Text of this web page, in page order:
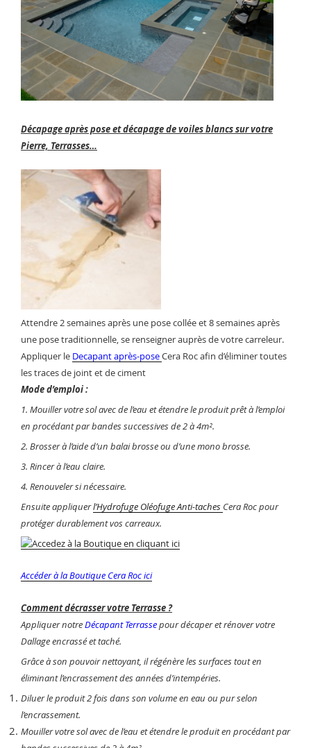
Décapage après pose et décapage de voiles blancs sur votre
Pierre, Terrasses…
Attendre 2 semaines après une pose collée et 8 semaines après
une pose traditionnelle, se renseigner auprès de votre carreleur.
Appliquer le Decapant après-poseCera Roc afin d’éliminer toutes
les traces de joint et de ciment
Mode d’emploi :
1. Mouiller votre sol avec de l’eau et étendre le produit prêt à l’emploi
en procédant par bandes successives de 2 à 4m².
2. Brosser à l’aide d’un balai brosse ou d’une mono brosse.
3. Rincer à l’eau claire.
4. Renouveler si nécessaire.
Ensuite appliquerl’Hydrofuge Oléofuge Anti-taches Cera Roc pour
protéger durablement vos carreaux.
Accéder à la Boutique Cera Roc ici
Comment décrasser votre Terrasse ?
Appliquer notreDécapant Terrassepour décaper et rénover votre
Dallage encrassé et taché.
Grâce à son pouvoir nettoyant, il régénère les surfaces tout en
éliminant l’encrassement des années d’intempéries.
Diluer le produit 2 fois dans son volume en eau ou pur selon
l’encrassement.
Mouiller votre sol avec de l’eau et étendre le produit en procédant par